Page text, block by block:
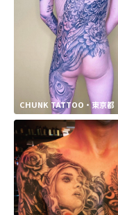
CHUNK TATTOO・東京都